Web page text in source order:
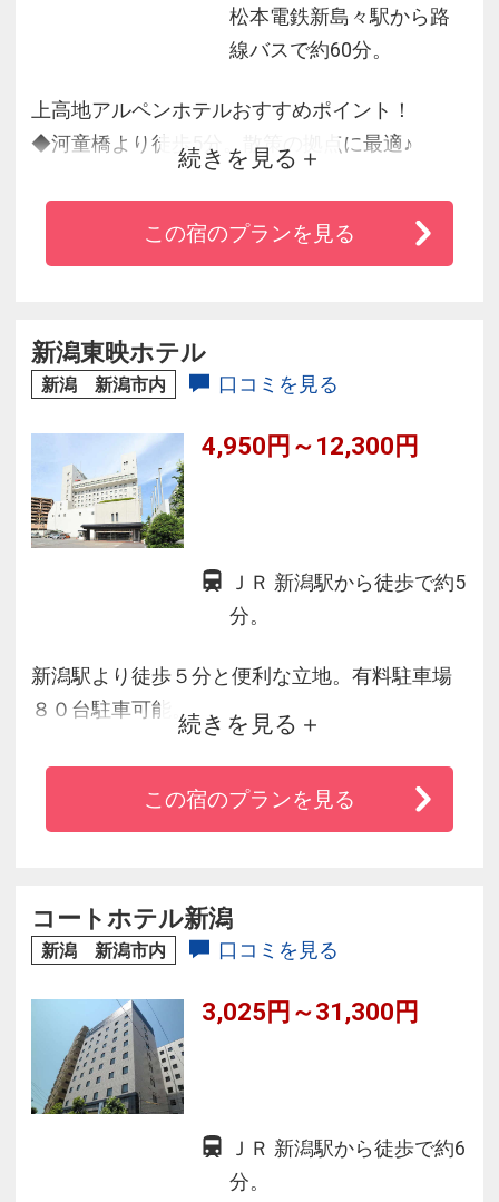
松本電鉄新島々駅から路
線バスで約60分。
上高地アルペンホテルおすすめポイント！
◆河童橋より徒歩5分。散策の拠点に最適♪
◇春の新緑、夏のハイキング、秋の紅葉とどの
季節に来館されても楽しんで頂けます。
◆川魚、山菜をふんだんに用いた四季折々の珍
続きを見る
この宿のプランを見る
新潟東映ホテル
新潟 新潟市内 口コミを見る
4,950円～12,300円
ＪＲ 新潟駅から徒歩で約5
分。
新潟駅より徒歩５分と便利な立地。有料駐車場
８０台駐車可能。
客室からは無線ＬＡＮにてインターネット接続
無料でご利用いただけます。
続きを見る
この宿のプランを見る
コートホテル新潟
新潟 新潟市内 口コミを見る
3,025円～31,300円
ＪＲ 新潟駅から徒歩で約6
分。